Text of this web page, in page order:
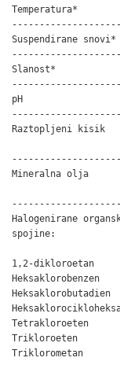
Temperatura*
Suspendirane
Slanost*
pH
Raztopljeni kisik
Mineralna olja
Halogenirane
spojine:
1,2-dikloroetan
Tetrakloroeten
Trikloroeten
Triklorometan